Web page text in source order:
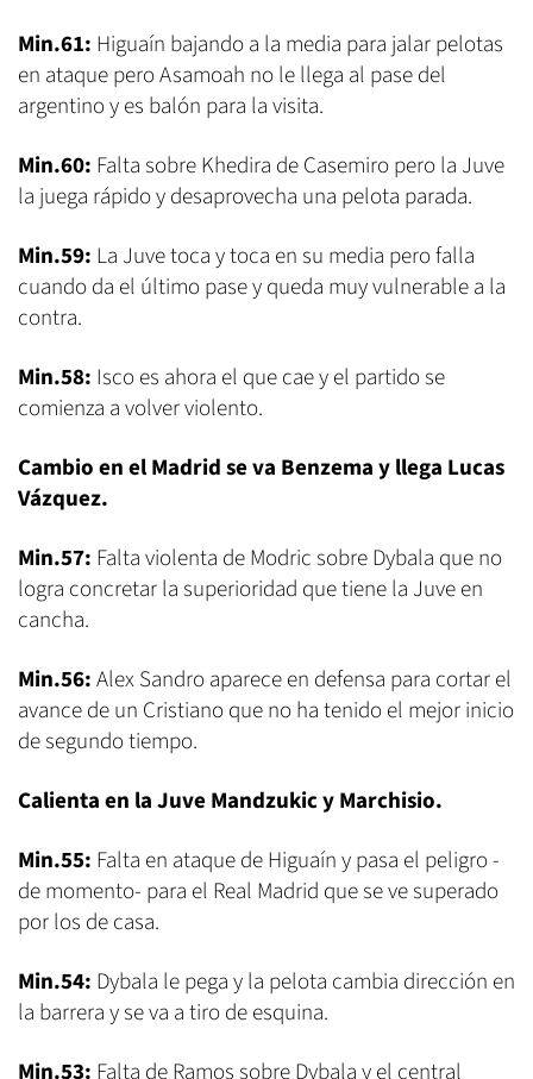
Min.61: Higuaín bajando a la media para jalar pelotas
en ataque pero Asamoah no le llega al pase del
argentino y es balón para la visita.
Min.60: Falta sobre Khedira de Casemiro pero la Juve
la juega rápido y desaprovecha una pelota parada.
Min.59: La Juve toca y toca en su media pero falla
cuando da el último pase y queda muy vulnerable a la
contra.
Min.58: Isco es ahora el que cae y el partido se
comienza a volver violento.
Cambio en el Madrid se va Benzema y llega Lucas
Vázquez.
Min.57: Falta violenta de Modric sobre Dybala que no
logra concretar la superioridad que tiene la Juve en
cancha.
Min.56:Alex Sandro aparece en defensa para cortar el
avance de un Cristiano que no ha tenido el mejor inicio
de segundo tiempo.
Calienta en la Juve Mandzukic y Marchisio.
Min.55: Falta en ataque de Higuaín y pasa el peligro -
de momento- para el Real Madrid que se ve superado
por los de casa.
Min.54: Dybala le pega y la pelota cambia dirección en
la barrera y se va a tiro de esquina.
Min.53: Falta de Ramos sobre Dybala y el central